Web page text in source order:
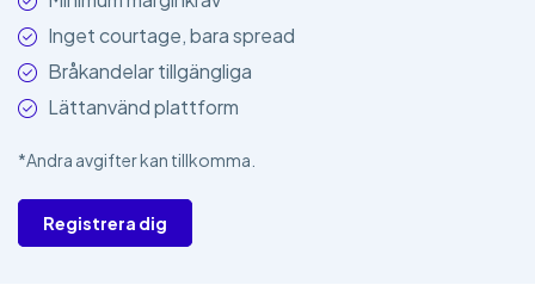
Inget courtage, bara spread
Bråkandelar tillgängliga
Lättanvänd plattform
*Andra avgifter kan tillkomma.
Registrera dig